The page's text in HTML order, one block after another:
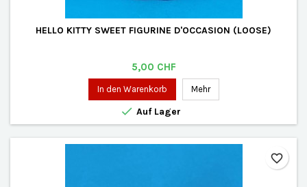
HELLO KITTY SWEET FIGURINE D'OCCASION (LOOSE)
Preis
5,00 CHF
In den Warenkorb Mehr
 Auf Lager
favorite_border